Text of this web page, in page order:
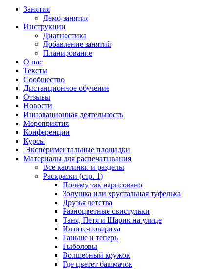
Занятия
Демо-занятия
Инструкции
Диагностика
Добавление занятий
Планирование
О нас
Тексты
Сообщество
Дистанционное обучение
Отзывы
Новости
Инновационная деятельность
Мероприятия
Конференции
Курсы
Экспериментальные площадки
Материалы для распечатывания
Все картинки и разделы
Раскраски (стр. 1)
Почему так нарисовано
Золушка или хрустальная туфелька
Друзья детства
Разноцветные свистульки
Таня, Петя и Шарик на улице
Илзите-повариха
Раньше и теперь
Рыболовы
Волшебный кружок
Где цветет башмачок